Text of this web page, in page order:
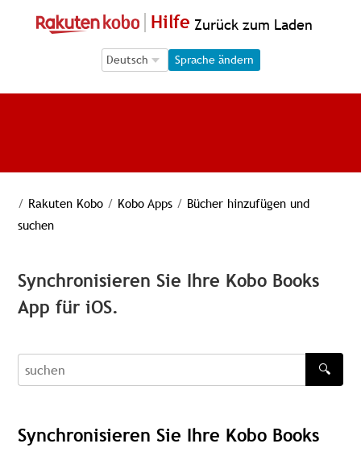
Hilfe Zurück zum Laden
Language Selection
Language Selection
Sprache ändern
/ Rakuten Kobo / Kobo Apps / Bücher hinzufügen und
suchen
Synchronisieren Sie Ihre Kobo Books
App für iOS.
recherche
🔍
Synchronisieren Sie Ihre Kobo Books